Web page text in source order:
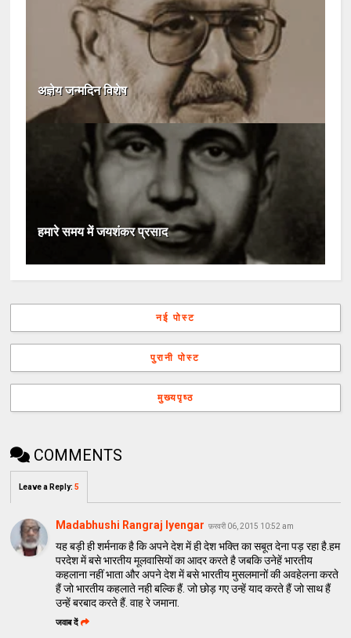
अज्ञेय जन्मदिन विशेष
हमारे समय में जयशंकर प्रसाद
नई पोस्ट
पुरानी पोस्ट
मुख्यपृष्ठ
COMMENTS
Leave a Reply:5
Madabhushi Rangraj Iyengar फ़रवरी 06, 2015 10:52 am
यह बड़ी ही शर्मनाक है कि अपने देश में ही देश भक्ति का सबूत देना पड़ रहा है.हम
परदेश में बसे भारतीय मूलवासियों का आदर करते है जबकि उनेहें भारतीय
कहलाना नहीं भाता और अपने देश में बसे भारतीय मुसलमानों की अवहेलना करते
हैं जो भारतीय कहलाते नही बल्कि हैं. जो छोड़ गए उन्हें याद करते हैं जो साथ हैं
उन्हें बरबाद करते हैं. वाह रे जमाना.
जवाब दें